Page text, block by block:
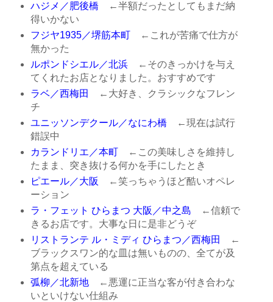
ハジメ／肥後橋 ←半額だったとしてもまだ納
得いかない
フジヤ1935／堺筋本町←これが苦痛で仕方が
無かった
ルポンドシエル／北浜←そのきっかけを与え
てくれたお店となりました。おすすめです
ラベ／西梅田
←大好き、クラシックなフレン
チ
ユニッソンデクール／なにわ橋 ←現在は試行
錯誤中
カランドリエ／本町←この美味しさを維持し
たまま、突き抜ける何かを手にしたとき
ピエール／大阪 ←笑っちゃうほど酷いオペレ
ーション
ラ・フェット ひらまつ 大阪／中之島 ←信頼で
きるお店です。大事な日に是非どうぞ
リストランテ ル・ミディ ひらまつ／西梅田
←
ブラックスワン的な皿は無いものの、全てが及
第点を超えている
弧柳／北新地←悪運に正当な客が付き合わな
いといけない仕組み